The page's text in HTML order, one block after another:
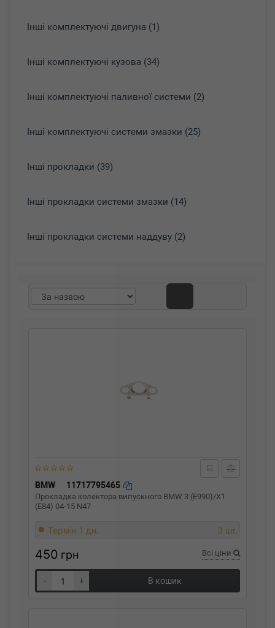
Інші комплектуючі двигуна (1)
Інші комплектуючі кузова (34)
Інші комплектуючі паливної системи (2)
Інші комплектуючі системи змазки (25)
Інші прокладки (39)
Інші прокладки системи змазки (14)
Інші прокладки системи наддуву (2)
BMW 11717795465
Прокладка колектора випускного BMW 3 (E990)/X1
(E84) 04-15 N47
Термін 1 дн. 3 шт.
450 грн Всі ціни
- + В кошик